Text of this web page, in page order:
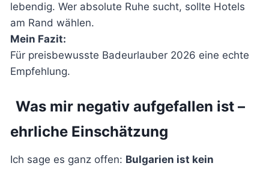
lebendig. Wer absolute Ruhe sucht, sollte Hotels
am Rand wählen.
Mein Fazit:
Für preisbewusste Badeurlauber 2026 eine echte
Empfehlung.
Was mir negativ aufgefallen ist –
ehrliche Einschätzung
Ich sage es ganz offen: Bulgarien ist kein